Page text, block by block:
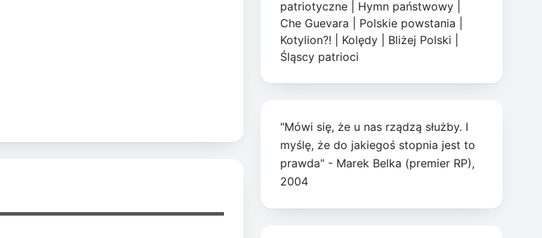
patriotyczne
Hymn państwowy
Che Guevara
Polskie powstania
Kotylion?!
Kolędy Bliżej Polski
Śląscy patrioci
"Mówi się, że u nas rządzą służby. I
myślę, że do jakiegoś stopnia jest to
prawda" - Marek Belka (premier RP),
2004